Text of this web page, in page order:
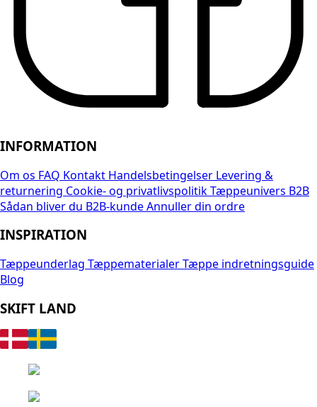
INFORMATION
Om os FAQ Kontakt Handelsbetingelser Levering &
returnering Cookie- og privatlivspolitikTæppeunivers B2B
Sådan bliver du B2B-kundeAnnuller din ordre
INSPIRATION
Tæppeunderlag TæppematerialerTæppe indretningsguide
Blog
SKIFT LAND